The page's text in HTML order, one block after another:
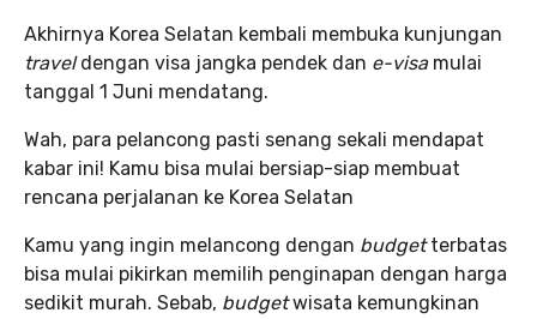
Akhirnya Korea Selatan kembali membuka kunjungan
traveldengan visa jangka pendek dan e-visa mulai
tanggal 1 Juni mendatang.
Wah, para pelancong pasti senang sekali mendapat
kabar ini! Kamu bisa mulai bersiap-siap membuat
rencana perjalanan ke Korea Selatan
Kamu yang ingin melancong dengan budgetterbatas
bisa mulai pikirkan memilih penginapan dengan harga
sedikit murah. Sebab, budgetwisata kemungkinan